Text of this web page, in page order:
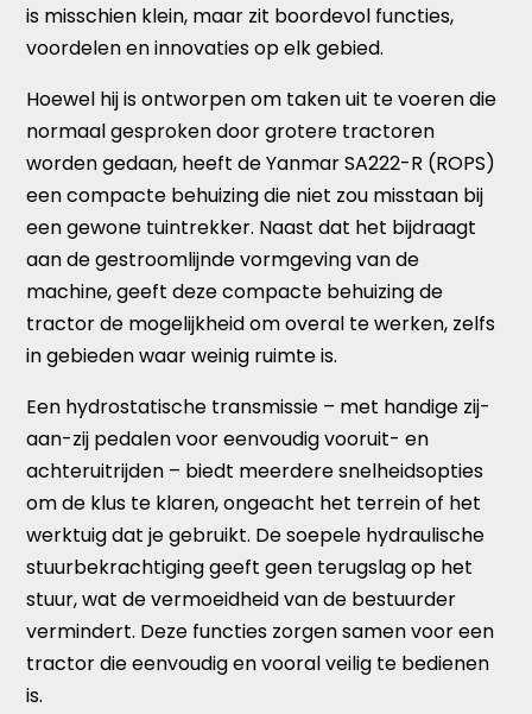
is misschien klein, maar zit boordevol functies,
voordelen en innovaties op elk gebied.
Hoewel hij is ontworpen om taken uit te voeren die
normaal gesproken door grotere tractoren
worden gedaan, heeft de Yanmar SA222-R (ROPS)
een compacte behuizing die niet zou misstaan bij
een gewone tuintrekker. Naast dat het bijdraagt
aan de gestroomlijnde vormgeving van de
machine, geeft deze compacte behuizing de
tractor de mogelijkheid om overal te werken, zelfs
in gebieden waar weinig ruimte is.
Een hydrostatische transmissie – met handige zij-
aan-zij pedalen voor eenvoudig vooruit- en
achteruitrijden – biedt meerdere snelheidsopties
om de klus te klaren, ongeacht het terrein of het
werktuig dat je gebruikt. De soepele hydraulische
stuurbekrachtiging geeft geen terugslag op het
stuur, wat de vermoeidheid van de bestuurder
vermindert. Deze functies zorgen samen voor een
tractor die eenvoudig en vooral veilig te bedienen
is.